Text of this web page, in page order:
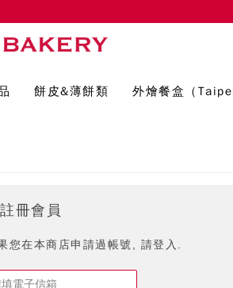
餅皮&薄餅類 外燴餐盒（
冊會員
您在本商店申請過帳號, 請登入.